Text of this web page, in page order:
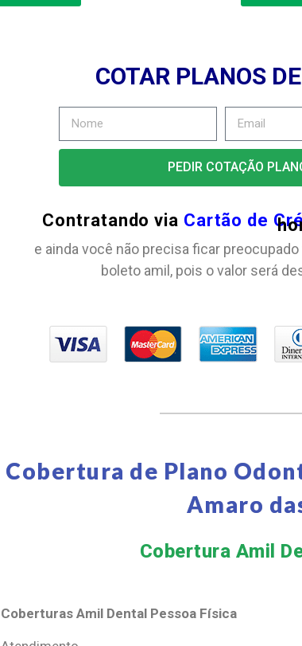
COTAR PLANOS
PEDIR COTAÇÃO
Contratando via Cartão de
e ainda você não precisa ficar
boleto amil, pois o valor será
Cobertura de Plano
Amaro
Cobertura Amil
Coberturas Amil Dental Pessoa Física
Coberturas Amil Dental Pessoa Física